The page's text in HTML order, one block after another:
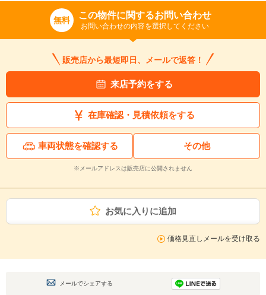
無料 この物件に関するお問い合わせ
お問い合わせの内容を選択してください
販売店から最短即日、メールで返答！
来店予約をする
在庫確認・見積依頼をする
車両状態を確認する その他
※メールアドレスは販売店に公開されません
お気に入りに追加
価格見直しメールを受け取る
メールでシェアする